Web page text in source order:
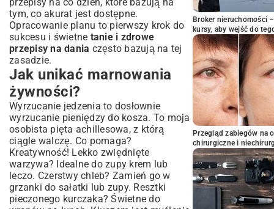
tym, co akurat jest dostępne.
Opracowanie planu to pierwszy krok do
sukcesu i świetne tanie i zdrowe
przepisy na dania często bazują na tej
zasadzie.
Jak unikać marnowania
żywności?
Wyrzucanie jedzenia to dosłownie
wyrzucanie pieniędzy do kosza. To moja
osobista pięta achillesowa, z którą
ciągle walczę. Co pomaga?
Kreatywność! Lekko zwiędnięte
warzywa? Idealne do zupy krem lub
leczo. Czerstwy chleb? Zamień go w
grzanki do sałatki lub zupy. Resztki
pieczonego kurczaka? Świetne do
Broker nieruchomości
kursy, aby wejść do
Przegląd zabiegów na
chirurgiczne i